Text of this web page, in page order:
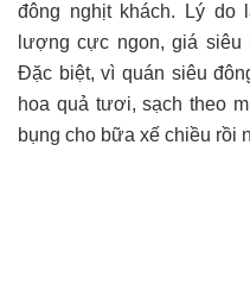
đông nghịt khách. Lý do
lượng cực ngon, giá
Đặc biệt, vì quán siêu
hoa quả tươi, sạch theo
bụng cho bữa xế chiều rồi